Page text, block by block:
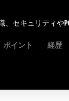
セキュリティや
ポイント 経歴